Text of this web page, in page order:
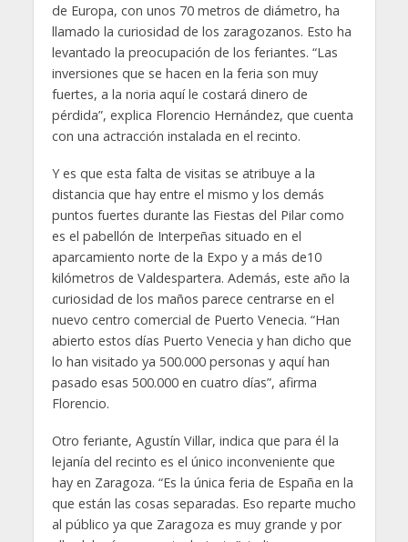
de Europa, con unos 70 metros de diámetro, ha
llamado la curiosidad de los zaragozanos. Esto ha
levantado la preocupación de los feriantes. “Las
inversiones que se hacen en la feria son muy
fuertes, a la noria aquí le costará dinero de
pérdida”, explica Florencio Hernández, que cuenta
con una actracción instalada en el recinto.
Y es que esta falta de visitas se atribuye a la
distancia que hay entre el mismo y los demás
puntos fuertes durante las Fiestas del Pilar como
es el pabellón de Interpeñas situado en el
aparcamiento norte de la Expo y a más de10
kilómetros de Valdespartera. Además, este año la
curiosidad de los maños parece centrarse en el
nuevo centro comercial de Puerto Venecia. “Han
abierto estos días Puerto Venecia y han dicho que
lo han visitado ya 500.000 personas y aquí han
pasado esas 500.000 en cuatro días”, afirma
Florencio.
Otro feriante, Agustín Villar, indica que para él la
lejanía del recinto es el único inconveniente que
hay en Zaragoza. “Es la única feria de España en la
que están las cosas separadas. Eso reparte mucho
al público ya que Zaragoza es muy grande y por